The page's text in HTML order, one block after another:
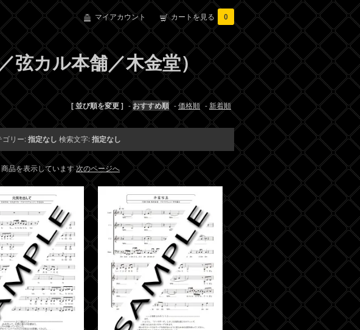
マイアカウント カートを見る 0
カル本舗／木金堂）
[ 並び順を変更 ] -おすすめ順 -価格順 - 新着順
ゴリー: 指定なし 検索文字: 指定なし
品を表示しています次のページへ